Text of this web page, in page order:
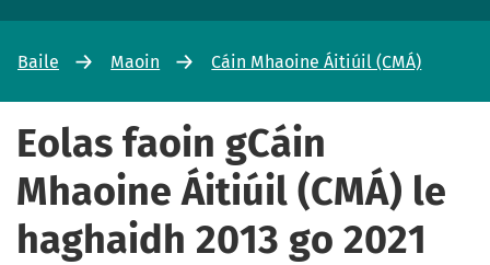
Baile Maoin Cáin Mhaoine Áitiúil (CMÁ)
Eolas faoin gCáin
Mhaoine Áitiúil (CMÁ) le
haghaidh 2013 go 2021